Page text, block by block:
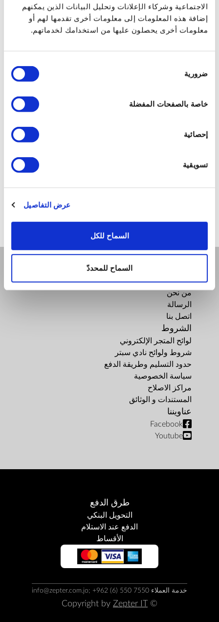
الاجتماعية وشركاء الإعلانات وتحليل البيانات الذين يمكنهم
إضافة هذه المعلومات إلى معلومات أخرى تقدمها لهم أو
معلومات أخرى يحصلون عليها من استخدامك لخدماتهم.
الموافقة
ضرورية
خاصة بالصفحات المفضلة
إحصائية
تسويقية
عرض التفاصيل
السماح للكل
السماح للمحددّ
الشركة
من نحن
الرسالة
اتصل بنا
الشروط
لوائح المتجر الإلكتروني
شروط ولوائح نادي سبتر
حدود التسليم وطريقة الدفع
سياسة الخصوصية
مراكز الاصلاح
المستندات و الوثائق
عناويننا
Facebook
Youtube
طرق الدفع
التحويل البنكي
الدفع عند الاستلام
الأقساط
خدمة العملاء info@zepter.com.jo; +962 (6) 550 7550
© Copyright by
Zepter IT